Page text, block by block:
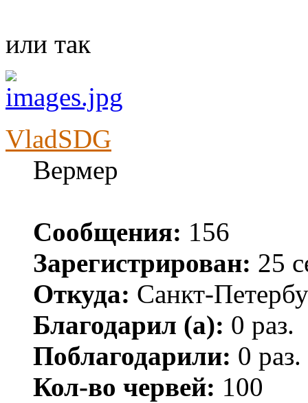
или так
VladSDG
Вермер
Сообщения: 156
Зарегистрирован: 25
Откуда: Санкт-
Благодарил (а): 0 раз.
Поблагодарили: 0 раз.
Кол-во червей: 100